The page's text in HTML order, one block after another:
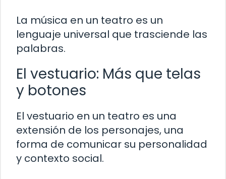
La música en un teatro es un
lenguaje universal que trasciende las
palabras.
El vestuario: Más que telas
y botones
El vestuario en un teatro es una
extensión de los personajes, una
forma de comunicar su personalidad
y contexto social.